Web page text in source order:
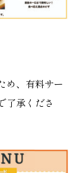
め、有料サー
了承くださ